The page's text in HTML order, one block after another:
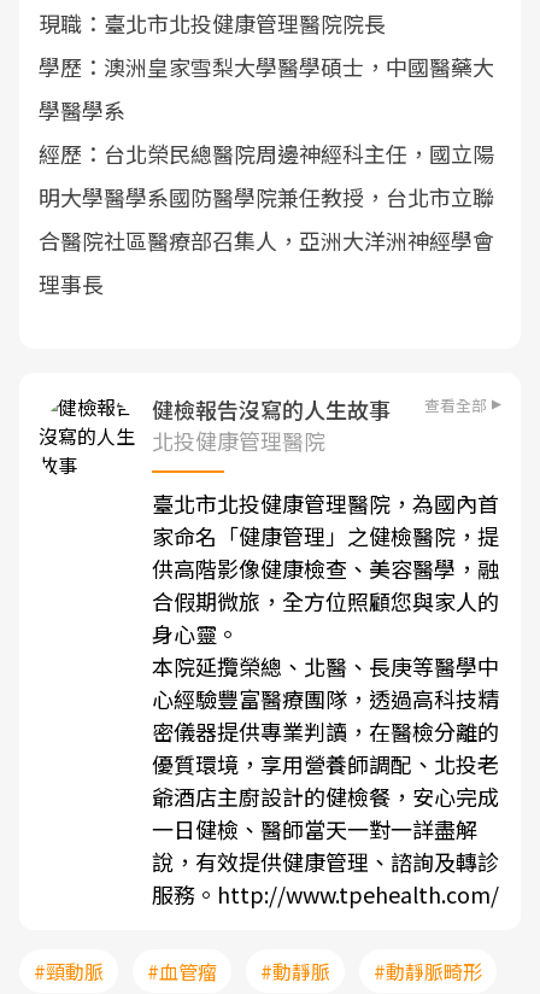
現職：臺北市北投健康管理醫院院長
學歷：澳洲皇家雪梨大學醫學碩士，中國醫藥大
學醫學系
經歷：台北榮民總醫院周邊神經科主任，國立陽
明大學醫學系國防醫學院兼任教授，台北市立聯
合醫院社區醫療部召集人，亞洲大洋洲神經學會
理事長
健檢報告沒寫的人生故事 查看全部
北投健康管理醫院
臺北市北投健康管理醫院，為國內首
家命名「健康管理」之健檢醫院，提
供高階影像健康檢查、美容醫學，融
合假期微旅，全方位照顧您與家人的
身心靈。
本院延攬榮總、北醫、長庚等醫學中
心經驗豐富醫療團隊，透過高科技精
密儀器提供專業判讀，在醫檢分離的
優質環境，享用營養師調配、北投老
爺酒店主廚設計的健檢餐，安心完成
一日健檢、醫師當天一對一詳盡解
說，有效提供健康管理、諮詢及轉診
服務。 http://www.tpehealth.com/
#頸動脈 #血管瘤 #動靜脈
#動靜脈畸形